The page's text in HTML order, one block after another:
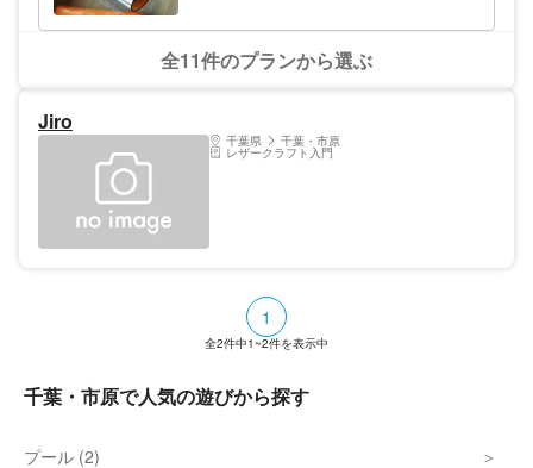
全11件のプランから選ぶ
Jiro
千葉県 千葉・市原
レザークラフト入門
1
全2件中1~2件を表示中
千葉・市原で人気の遊びから探す
プール (2)